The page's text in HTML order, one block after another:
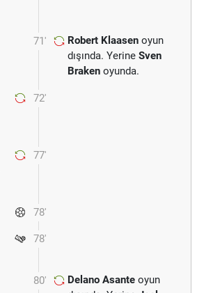
71' Robert Klaasen oyun
dışında. Yerine Sven
Braken oyunda.
72'
77'
78'
78'
80' Delano Asante oyun